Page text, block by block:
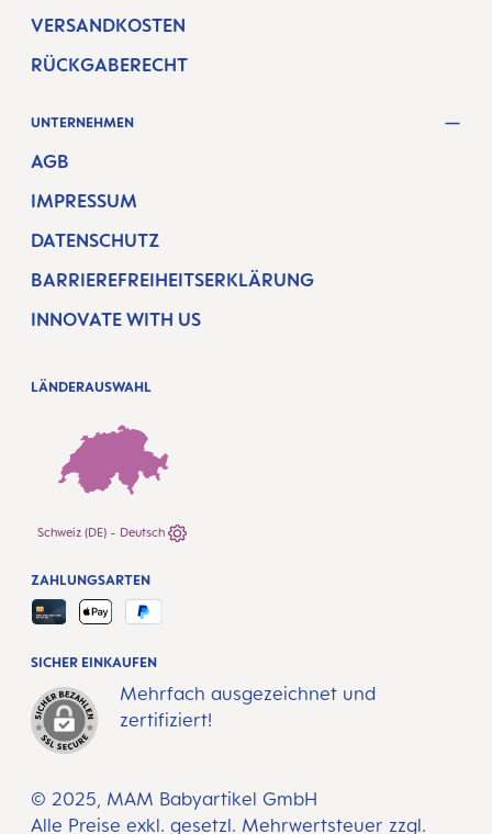
VERSANDKOSTEN
RÜCKGABERECHT
UNTERNEHMEN
AGB
IMPRESSUM
DATENSCHUTZ
BARRIEREFREIHEITSERKLÄRUNG
INNOVATE WITH US
LÄNDERAUSWAHL
Schweiz (DE) - Deutsch
© 2025, MAM Babyartikel GmbH
Alle Preise exkl. gesetzl. Mehrwertsteuer zzgl.
SICHER EINKAUFEN
Mehrfach ausgezeichnet und
zertifiziert!
ZAHLUNGSARTEN